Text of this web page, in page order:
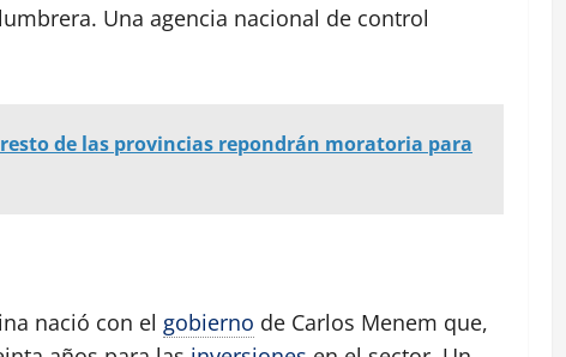
Una agencia nacional de control
de las provincias repondrán moratoria para
nació con el gobierno de Carlos Menem que,